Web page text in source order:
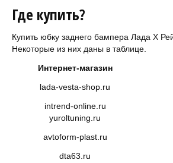
Где купить?
Купить юбку заднего бампера Лада Х
Некоторые из них даны в таблице.
Интернет-магазин
lada-vesta-shop.ru
intrend-online.ru
yuroltuning.ru
avtoform-plast.ru
dta63.ru